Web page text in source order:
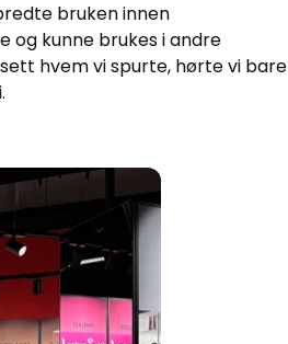
bruken innen
og kunne brukes i andre
hvem vi spurte, hørte vi bare